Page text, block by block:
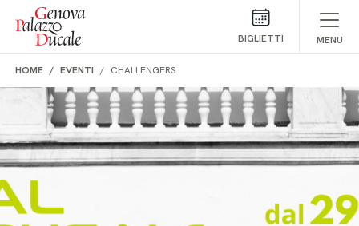
Salta al contenuto
BIGLIETTI MENU
HOME EVENTI CHALLENGERS